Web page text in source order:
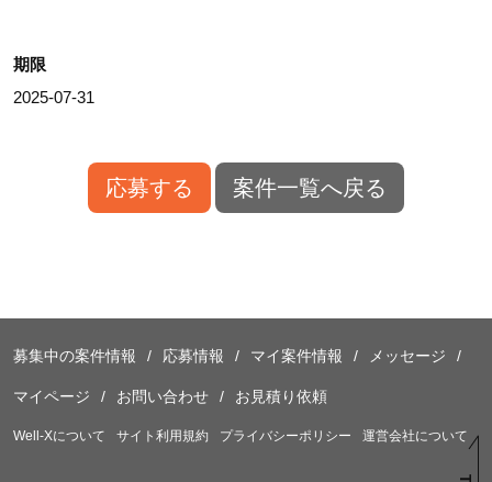
期限
2025-07-31
応募する 案件一覧へ戻る
募集中の案件情報 応募情報 マイ案件情報 メッセージ
マイページ お問い合わせ お見積り依頼
Well-Xについて サイト利用規約 プライバシーポリシー 運営会社について